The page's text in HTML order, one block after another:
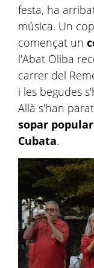
festa, ha
música. Un
començat un
l'Abat Oliba
carrer del
i les begudes
Allà s'han
sopar popular
Cubata.